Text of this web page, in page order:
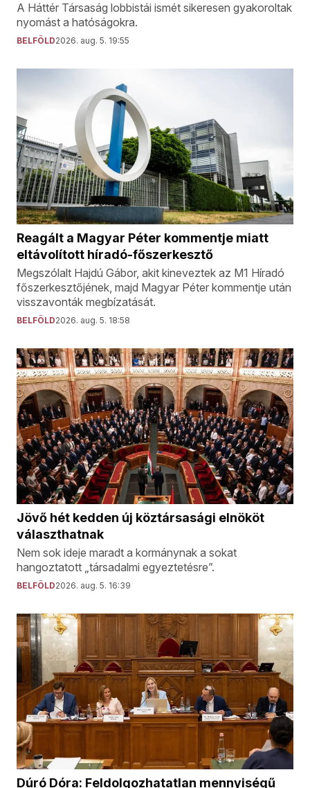
A Háttér Társaság lobbistái ismét sikeresen gyakoroltak
nyomást a hatóságokra.
BELFÖLD2026. aug. 5. 19:55
Reagált a Magyar Péter kommentje miatt
eltávolított híradó-főszerkesztő
Megszólalt Hajdú Gábor, akit kineveztek az M1 Híradó
főszerkesztőjének, majd Magyar Péter kommentje után
visszavonták megbízatását.
BELFÖLD2026. aug. 5. 18:58
Jövő hét kedden új köztársasági elnököt
választhatnak
Nem sok ideje maradt a kormánynak a sokat
hangoztatott „társadalmi egyeztetésre”.
BELFÖLD2026. aug. 5. 16:39
Dúró Dóra: Feldolgozhatatlan mennyiségű